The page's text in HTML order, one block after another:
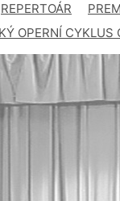
REPERTOÁR
OPERNÍ CYKLUS